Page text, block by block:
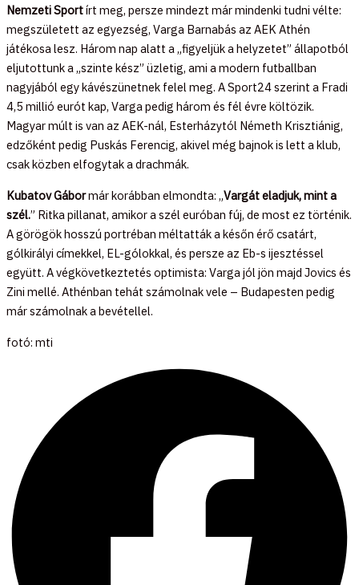
Nemzeti Sportírt meg, persze mindezt már mindenki tudni vélte:
megszületett az egyezség, Varga Barnabás az AEK Athén
játékosa lesz. Három nap alatt a „figyeljük a helyzetet” állapotból
eljutottunk a „szinte kész” üzletig, ami a modern futballban
nagyjából egy kávészünetnek felel meg. A Sport24 szerint a Fradi
4,5 millió eurót kap, Varga pedig három és fél évre költözik.
Magyar múlt is van az AEK-nál, Esterházytól Németh Krisztiánig,
edzőként pedig Puskás Ferencig, akivel még bajnok is lett a klub,
csak közben elfogytak a drachmák.
Kubatov Gábormár korábban elmondta: „Vargát eladjuk, mint a
szél.” Ritka pillanat, amikor a szél euróban fúj, de most ez történik.
A görögök hosszú portréban méltatták a későn érő csatárt,
gólkirályi címekkel, EL-gólokkal, és persze az Eb-s ijesztéssel
együtt. A végkövetkeztetés optimista: Varga jól jön majd Jovics és
Zini mellé. Athénban tehát számolnak vele – Budapesten pedig
már számolnak a bevétellel.
fotó: mti